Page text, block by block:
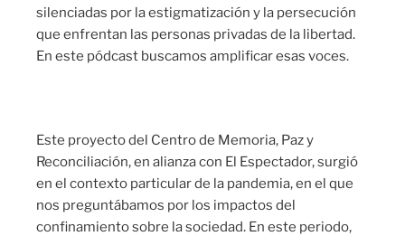
silenciadas por la estigmatización y la persecución
que enfrentan las personas privadas de la libertad.
En este pódcast buscamos amplificar esas voces.
Este proyecto del Centro de Memoria, Paz y
Reconciliación, en alianza con El Espectador, surgió
en el contexto particular de la pandemia, en el que
nos preguntábamos por los impactos del
confinamiento sobre la sociedad. En este periodo,